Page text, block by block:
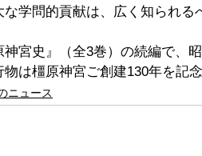
学問的貢献は、広く知られる
宮史』（全3巻）の続編で、
は橿原神宮ご創建130年を記念
ニュース